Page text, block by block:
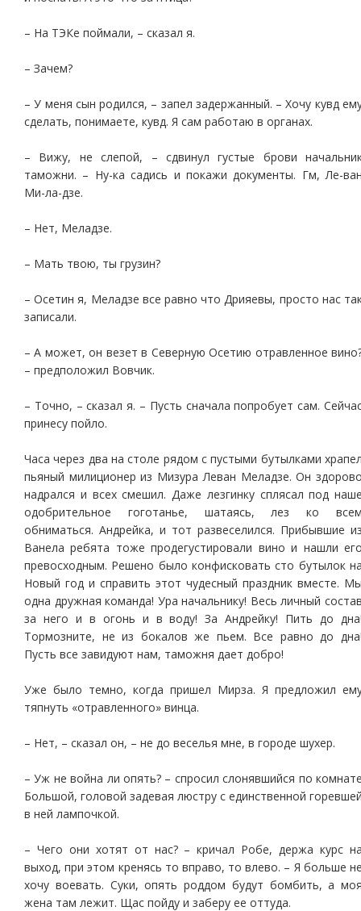
– На ТЭКе поймали, – сказал я.
– Зачем?
– У меня сын родился, – запел задержанный. – Хочу кувд
сделать, понимаете, кувд. Я сам работаю в органах.
– Вижу, не слепой, – сдвинул густые брови
таможни. – Ну-ка садись и покажи документы. Гм, Ле-
Ми-ла-дзе.
– Нет, Меладзе.
– Мать твою, ты грузин?
– Осетин я, Меладзе все равно что Дрияевы, просто нас
записали.
– А может, он везет в Северную Осетию отравленное
– предположил Вовчик.
– Точно, – сказал я. – Пусть сначала попробует сам.
принесу пойло.
Часа через два на столе рядом с пустыми бутылками
пьяный милиционер из Мизура Леван Меладзе. Он
надрался и всех смешил. Даже лезгинку сплясал под
одобрительное гоготанье, шатаясь, лез ко
обниматься. Андрейка, и тот развеселился. Прибывшие
Ванела ребята тоже продегустировали вино и нашли
превосходным. Решено было конфисковать сто бутылок
Новый год и справить этот чудесный праздник вместе.
одна дружная команда! Ура начальнику! Весь личный
за него и в огонь и в воду! За Андрейку! Пить до
Тормозните, не из бокалов же пьем. Все равно до
Пусть все завидуют нам, таможня дает добро!
Уже было темно, когда пришел Мирза. Я предложил
тяпнуть «отравленного» винца.
– Нет, – сказал он, – не до веселья мне, в городе шухер.
– Уж не война ли опять? – спросил слонявшийся по
Большой, головой задевая люстру с единственной
в ней лампочкой.
– Чего они хотят от нас? – кричал Робе, держа курс
выход, при этом кренясь то вправо, то влево. – Я больше
хочу воевать. Суки, опять роддом будут бомбить, а
жена там лежит. Щас пойду и заберу ее оттуда.